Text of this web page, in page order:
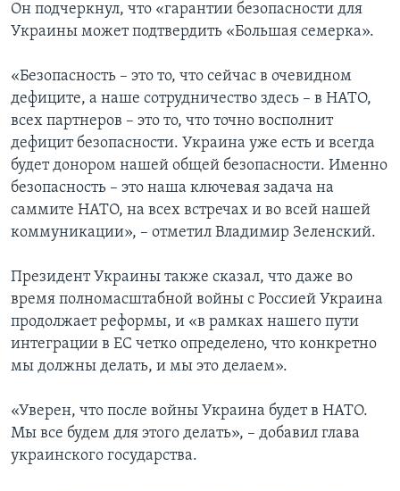
Он подчеркнул, что «гарантии безопасности для
Украины может подтвердить «Большая семерка».
«Безопасность – это то, что сейчас в очевидном
дефиците, а наше сотрудничество здесь – в НАТО,
всех партнеров – это то, что точно восполнит
дефицит безопасности. Украина уже есть и всегда
будет донором нашей общей безопасности. Именно
безопасность – это наша ключевая задача на
саммите НАТО, на всех встречах и во всей нашей
коммуникации», – отметил Владимир Зеленский.
Президент Украины также сказал, что даже во
время полномасштабной войны с Россией Украина
продолжает реформы, и «в рамках нашего пути
интеграции в ЕС четко определено, что конкретно
мы должны делать, и мы это делаем».
«Уверен, что после войны Украина будет в НАТО.
Мы все будем для этого делать», – добавил глава
украинского государства.